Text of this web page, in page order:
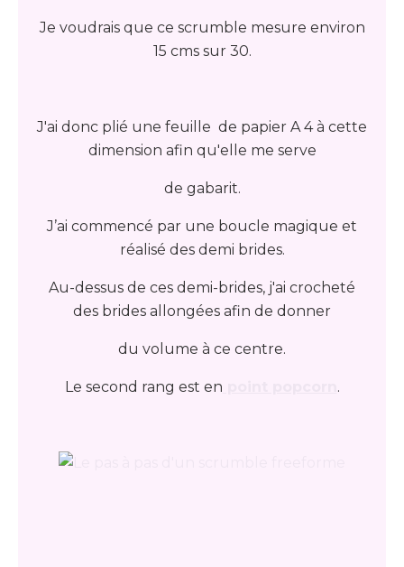
Je voudrais que ce scrumble mesure environ
15 cms sur 30.
J'ai donc plié une feuille de papier A 4 à cette
dimension afin qu'elle me serve
de gabarit.
J’ai commencé par une boucle magique et
réalisé des demi brides.
Au-dessus de ces demi-brides, j'ai crocheté
des brides allongées afin de donner
du volume à ce centre.
Le second rang est en .